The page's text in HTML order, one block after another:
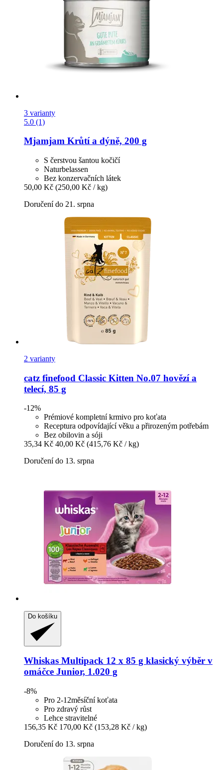
3 varianty
5.0 (1)
Mjamjam Krůtí a dýně, 200 g
S čerstvou šantou kočičí
Naturbelassen
Bez konzervačních látek
50,00 Kč (250,00 Kč / kg)
Doručení do 21. srpna
2 varianty
catz finefood Classic Kitten No.07 hovězí a
telecí, 85 g
-12%
Prémiové kompletní krmivo pro koťata
Receptura odpovídající věku a přirozeným potřebám
Bez obilovin a sóji
35,34 Kč 40,00 Kč (415,76 Kč / kg)
Doručení do 13. srpna
Do košíku
Whiskas Multipack 12 x 85 g klasický výběr v
omáčce Junior, 1.020 g
-8%
Pro 2-12měsíční koťata
Pro zdravý růst
Lehce stravitelné
156,35 Kč 170,00 Kč (153,28 Kč / kg)
Doručení do 13. srpna